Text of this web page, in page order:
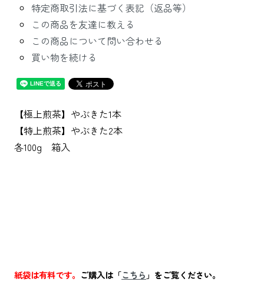
特定商取引法に基づく表記（返品等）
この商品を友達に教える
この商品について問い合わせる
買い物を続ける
【極上煎茶】やぶきた1本
【特上煎茶】やぶきた2本
各100g 箱入
紙袋は有料です。 ご購入は「こちら 」をご覧ください。